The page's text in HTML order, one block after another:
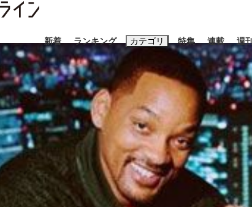
新着 ランキング カテゴリ
スクープ ニュース エンタメ
特集 連載 週
おすすめのキーワードタグ一覧
#三山凌輝 #高市早苗 #後
#玉木雄一郎
#亀和田武